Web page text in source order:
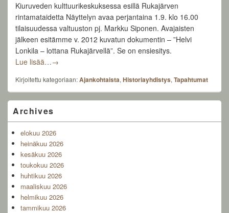
Kiuruveden kulttuurikeskuksessa esillä Rukajärven
rintamataidetta Näyttelyn avaa perjantaina 1.9. klo 16.00
tilaisuudessa valtuuston pj. Markku Siponen. Avajaisten
jälkeen esitämme v. 2012 kuvatun dokumentin – ”Helvi
Lonkila – lottana Rukajärvellä”. Se on ensiesitys.
Lue lisää…Tervetuloa näyttelyn avajaisiin 1.9.2023 klo 16.00
→
Kirjoitettu kategoriaan:Ajankohtaista, Historiayhdistys, Tapahtumat
Primary
Sidebar
Area
Archives
elokuu 2026
heinäkuu 2026
kesäkuu 2026
toukokuu 2026
huhtikuu 2026
maaliskuu 2026
helmikuu 2026
tammikuu 2026